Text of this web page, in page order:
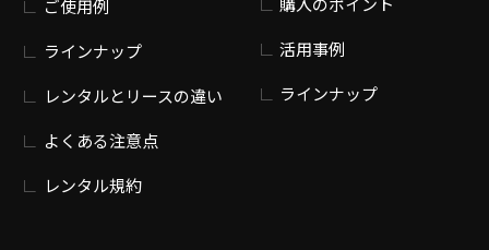
ご使用例
ラインナップ
レンタルとリースの違い
よくある注意点
レンタル規約
活用事例
ラインナップ